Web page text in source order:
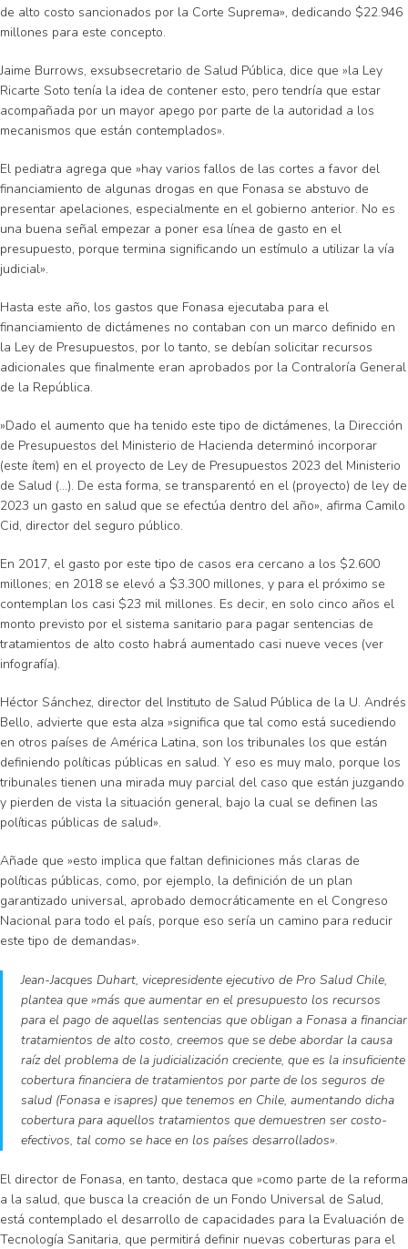
de alto costo sancionados por la Corte Suprema», dedicando $22.946
millones para este concepto.
Jaime Burrows, exsubsecretario de Salud Pública, dice que »la Ley
Ricarte Soto tenía la idea de contener esto, pero tendría que estar
acompañada por un mayor apego por parte de la autoridad a los
mecanismos que están contemplados».
El pediatra agrega que »hay varios fallos de las cortes a favor del
financiamiento de algunas drogas en que Fonasa se abstuvo de
presentar apelaciones, especialmente en el gobierno anterior. No es
una buena señal empezar a poner esa línea de gasto en el
presupuesto, porque termina significando un estímulo a utilizar la vía
judicial».
Hasta este año, los gastos que Fonasa ejecutaba para el
financiamiento de dictámenes no contaban con un marco definido en
la Ley de Presupuestos, por lo tanto, se debían solicitar recursos
adicionales que finalmente eran aprobados por la Contraloría General
de la República.
»Dado el aumento que ha tenido este tipo de dictámenes, la Dirección
de Presupuestos del Ministerio de Hacienda determinó incorporar
(este ítem) en el proyecto de Ley de Presupuestos 2023 del Ministerio
de Salud (…). De esta forma, se transparentó en el (proyecto) de ley de
2023 un gasto en salud que se efectúa dentro del año», afirma Camilo
Cid, director del seguro público.
En 2017, el gasto por este tipo de casos era cercano a los $2.600
millones; en 2018 se elevó a $3.300 millones, y para el próximo se
contemplan los casi $23 mil millones. Es decir, en solo cinco años el
monto previsto por el sistema sanitario para pagar sentencias de
tratamientos de alto costo habrá aumentado casi nueve veces (ver
infografía).
Héctor Sánchez, director del Instituto de Salud Pública de la U. Andrés
Bello, advierte que esta alza »significa que tal como está sucediendo
en otros países de América Latina, son los tribunales los que están
definiendo políticas públicas en salud. Y eso es muy malo, porque los
tribunales tienen una mirada muy parcial del caso que están juzgando
y pierden de vista la situación general, bajo la cual se definen las
políticas públicas de salud».
Añade que »esto implica que faltan definiciones más claras de
políticas públicas, como, por ejemplo, la definición de un plan
garantizado universal, aprobado democráticamente en el Congreso
Nacional para todo el país, porque eso sería un camino para reducir
este tipo de demandas».
Jean-Jacques Duhart, vicepresidente ejecutivo de Pro Salud Chile,
plantea que »más que aumentar en el presupuesto los recursos
para el pago de aquellas sentencias que obligan a Fonasa a financiar
tratamientos de alto costo, creemos que se debe abordar la causa
raíz del problema de la judicialización creciente, que es la insuficiente
cobertura financiera de tratamientos por parte de los seguros de
salud (Fonasa e isapres) que tenemos en Chile, aumentando dicha
cobertura para aquellos tratamientos que demuestren ser costo-
efectivos, tal como se hace en los países desarrollados».
El director de Fonasa, en tanto, destaca que »como parte de la reforma
a la salud, que busca la creación de un Fondo Universal de Salud,
está contemplado el desarrollo de capacidades para la Evaluación de
Tecnología Sanitaria, que permitirá definir nuevas coberturas para el